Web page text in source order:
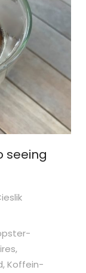
seeing
,
,Koffein-